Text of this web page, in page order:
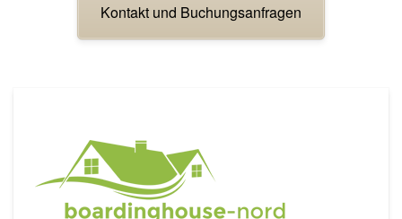
Kontakt und Buchungsanfragen